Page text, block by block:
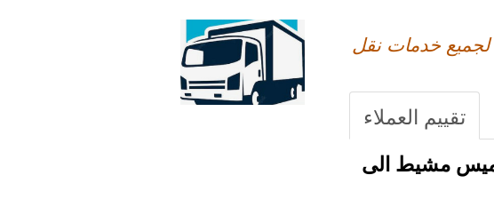
خدمات نقل
تقييم العملاء
مشيط الى